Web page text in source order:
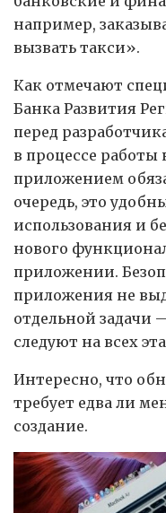
например,
вызвать такси».
Как отмечают
Банка Развития
перед
в процессе
приложением
очередь, это
использования и
нового
приложении.
приложения не
отдельной задачи
следуют на всех
Интересно, что
требует едва ли
создание.